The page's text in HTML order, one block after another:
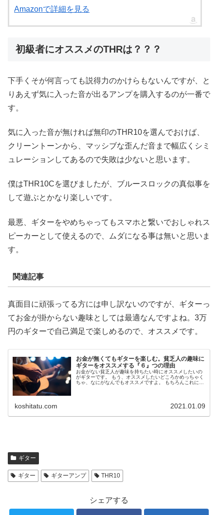
Amazonで詳細を見る
初級者にオススメのTHRは？？？
下手くそが何言っても説得力のかけらもないんですが、と
りあえず気に入った音が出るアンプを購入するのが一番で
す。
気に入った音が無ければ無印のTHR10を選んでおけば、
クリーントーンから、マッシブな歪んだ音まで幅広くシミ
ュレーションしてあるので失敗は少ないと思います。
僕はTHR10Cを選びましたが、ブルースロックの真似事を
して遊ぶとかなり楽しいです。
最悪、ギターをやめちゃってもスマホと繋いでおしゃれス
ピーカーとして使えるので、ムダになる事は無いと思いま
す。
関連記事
真面目に頑張ってる方には申し訳ないのですが、ギターっ
てお金が掛からない趣味としては最適なんですよね。3万
円のギターで自己満足で楽しめるので、オススメです。
お金が無くてもギターを楽しむ。貧乏人の趣味に
ギターをオススメする『６』つの理由
お金がない貧乏人が趣味を持ちたい時にオススメしたいの
がギターです。 もう、オススメしたいどころかめっちゃく
ちゃ、なにがなんでもオススメですよ。 もちろんこれには
koshitatu.com 2021.01.09
ギター
ギター ギターアンプ THR10
シェアする